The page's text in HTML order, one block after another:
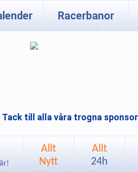
Racerbanor
Tack till alla våra trogna
Allt
Nytt
Allt
24h